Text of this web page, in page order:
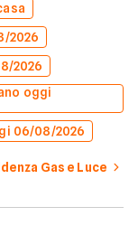
2026
2026
oggi
06/08/2026
Gas e Luce